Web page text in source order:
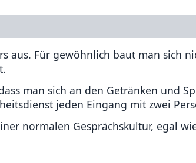
aus. Für gewöhnlich baut man sich
man sich an den Getränken und
jeden Eingang mit zwei
normalen Gesprächskultur, egal